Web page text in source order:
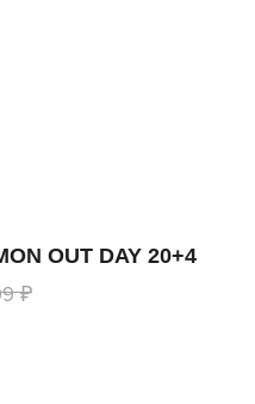
OUT DAY 20+4
₽